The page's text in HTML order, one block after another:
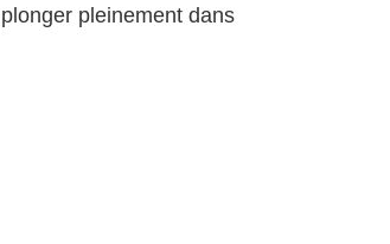
pleinement dans